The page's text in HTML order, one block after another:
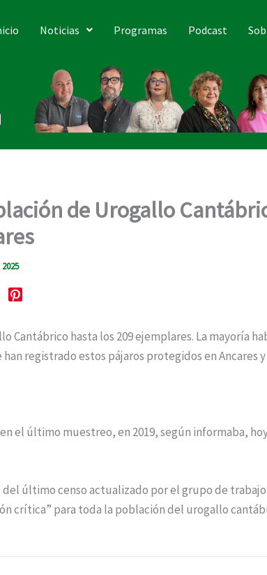
Noticias Programas Podcast
de Urogallo
Cantábrico hasta los 209 ejemplares. La mayoría
registrado estos pájaros protegidos en Ancares
el último muestreo, en 2019, según informaba,
último censo actualizado por el grupo de
crítica” para toda la población del urogallo